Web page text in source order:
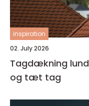
inspiration
02. July 2026
Tagdækning lund sådan får du et holdbart
og tæt tag